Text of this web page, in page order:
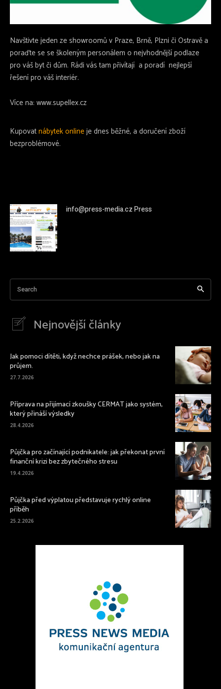
Navštivte jeden ze showroomů v Praze, Brně, Plzni či Ostravě a
poraďte se se školeným personálem o nejvhodnější podlaze
pro váš byt či dům. Rádi vás tam přivítají a poradí nejlepší
řešení pro váš interiér.
Více na: www.supellex.cz
Kupovatnábytek onlineje dnes běžné, a doručení zboží
bezproblémové.
info@press-media.cz Press
Search
Nejnovější články
Jak pomoci dítěti, když nechce prášek, nebo jak na
průjem.
27.7.2026
Příprava na přijímací zkoušky CERMAT jako systém,
který přináší výsledky
28.4.2026
Půjčka pro začínající podnikatele: jak překonat první
finanční krizi bez zbytečného stresu
19.4.2026
Půjčka před výplatou představuje rychlý online
příběh
25.2.2026